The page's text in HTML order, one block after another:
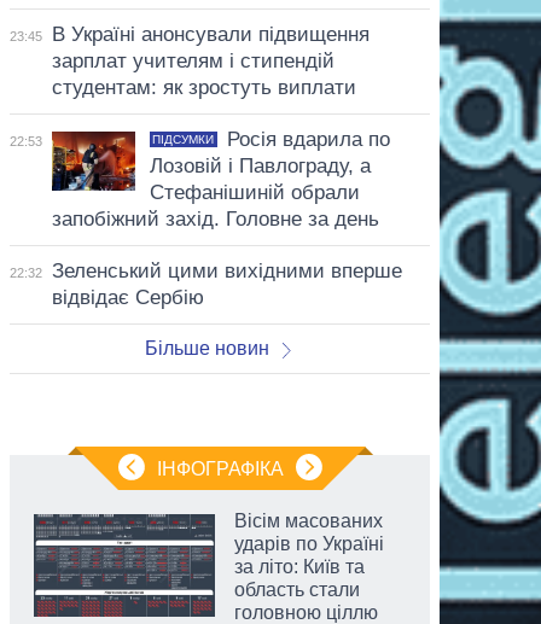
23:45
В Україні анонсували підвищення
зарплат учителям і стипендій
студентам: як зростуть виплати
22:53 ПІДСУМКИ
Росія вдарила по
Лозовій і Павлограду, а
Стефанішиній обрали
запобіжний захід. Головне за день
22:32
Зеленський цими вихідними вперше
відвідає Сербію
Більше новин
ІНФОГРАФІКА
Вісім масованих
ударів по Україні
за літо: Київ та
область стали
головною ціллю